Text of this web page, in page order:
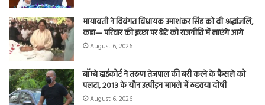
मायावती ने दिवंगत विधायक उमाशंकर सिंह को दी श्रद्धांजलि,
कहा— परिवार की इच्छा पर बेटे को राजनीति में लाएंगे आगे
August 6, 2026
बॉम्बे हाईकोर्ट ने तरुण तेजपाल की बरी करने के फैसले को
पलटा, 2013 के यौन उत्पीड़न मामले में ठहराया दोषी
August 6, 2026